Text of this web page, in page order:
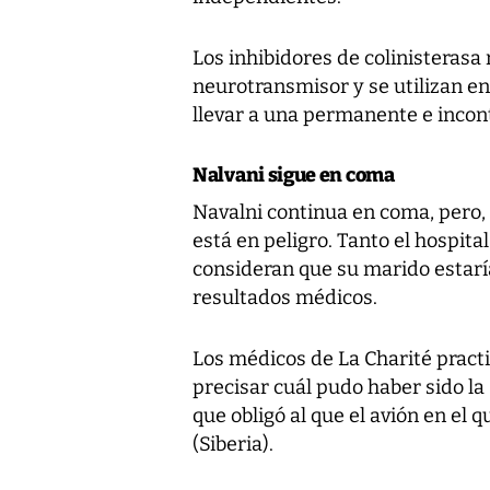
Los inhibidores de
neurotransmisor y se utilizan
llevar a una permanente e
Nalvani sigue en coma
Navalni continua en coma,
está en peligro. Tanto el
consideran que su marido
resultados médicos.
Los médicos de La Charité
precisar cuál pudo haber sido
que obligó al que el avión en el
(Siberia).